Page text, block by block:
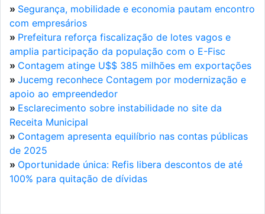
» Segurança, mobilidade e economia pautam encontro
com empresários
» Prefeitura reforça fiscalização de lotes vagos e
amplia participação da população com o E-Fisc
» Contagem atinge U$$ 385 milhões em exportações
» Jucemg reconhece Contagem por modernização e
apoio ao empreendedor
» Esclarecimento sobre instabilidade no site da
Receita Municipal
» Contagem apresenta equilíbrio nas contas públicas
de 2025
» Oportunidade única: Refis libera descontos de até
100% para quitação de dívidas